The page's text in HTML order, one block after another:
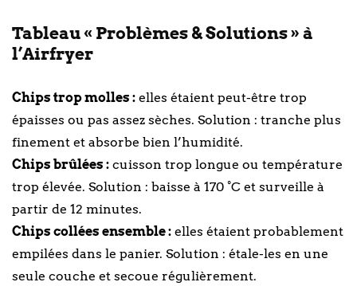
Tableau « Problèmes & Solutions » à
l’Airfryer
Chips trop molles : elles étaient peut-être trop
épaisses ou pas assez sèches. Solution : tranche plus
finement et absorbe bien l’humidité.
Chips brûlées : cuisson trop longue ou température
trop élevée. Solution : baisse à 170 °C et surveille à
partir de 12 minutes.
Chips collées ensemble : elles étaient probablement
empilées dans le panier. Solution : étale-les en une
seule couche et secoue régulièrement.